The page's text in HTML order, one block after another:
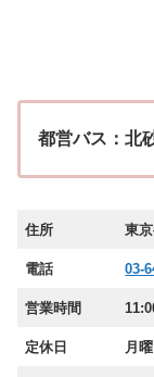
都営バス：北
住所 東
電話 03-
営業時間
定休日 月曜